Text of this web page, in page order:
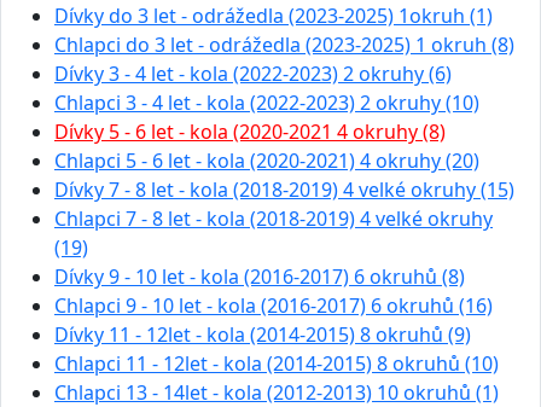
Dívky do 3 let - odrážedla (2023-2025) 1okruh (1)
Chlapci do 3 let - odrážedla (2023-2025) 1 okruh (8)
Dívky 3 - 4 let - kola (2022-2023) 2 okruhy (6)
Chlapci 3 - 4 let - kola (2022-2023) 2 okruhy (10)
Dívky 5 - 6 let - kola (2020-2021 4 okruhy (8)
Chlapci 5 - 6 let - kola (2020-2021) 4 okruhy (20)
Dívky 7 - 8 let - kola (2018-2019) 4 velké okruhy (15)
Chlapci 7 - 8 let - kola (2018-2019) 4 velké okruhy
(19)
Dívky 9 - 10 let - kola (2016-2017) 6 okruhů (8)
Chlapci 9 - 10 let - kola (2016-2017) 6 okruhů (16)
Dívky 11 - 12let - kola (2014-2015) 8 okruhů (9)
Chlapci 11 - 12let - kola (2014-2015) 8 okruhů (10)
Chlapci 13 - 14let - kola (2012-2013) 10 okruhů (1)